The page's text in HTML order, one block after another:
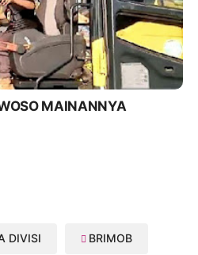
MAINANNYA
DIVISI BRIMOB